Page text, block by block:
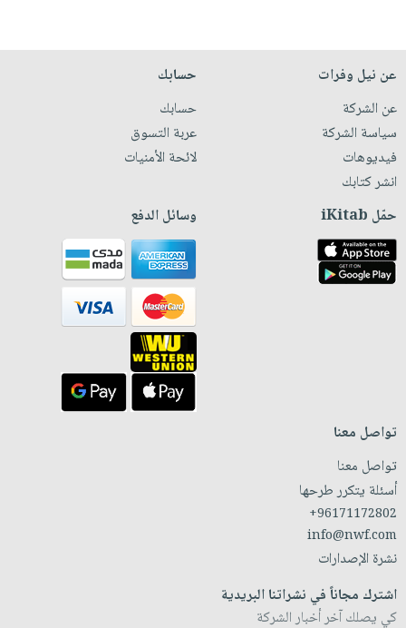
عن نيل وفرات
عن الشركة
سياسة الشركة
فيديوهات
انشر كتابك
حسابك
حسابك
عربة التسوق
لائحة الأمنيات
حمّل iKitab وسائل الدفع
تواصل معنا
تواصل معنا
أسئلة يتكرر طرحها
+96171172802
info@nwf.com
نشرة الإصدارات
اشترك مجاناً في نشراتنا البريدية
كي يصلك آخر أخبار الشركة